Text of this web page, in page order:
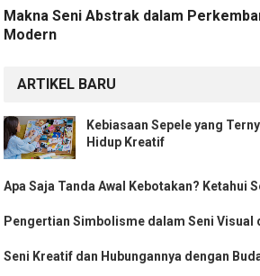
Makna Seni Abstrak dalam
Modern
ARTIKEL BARU
Kebiasaan Sepele yang
Hidup Kreatif
Apa Saja Tanda Awal Kebotakan? Ketahui
Pengertian Simbolisme dalam Seni Visual
Seni Kreatif dan Hubungannya dengan